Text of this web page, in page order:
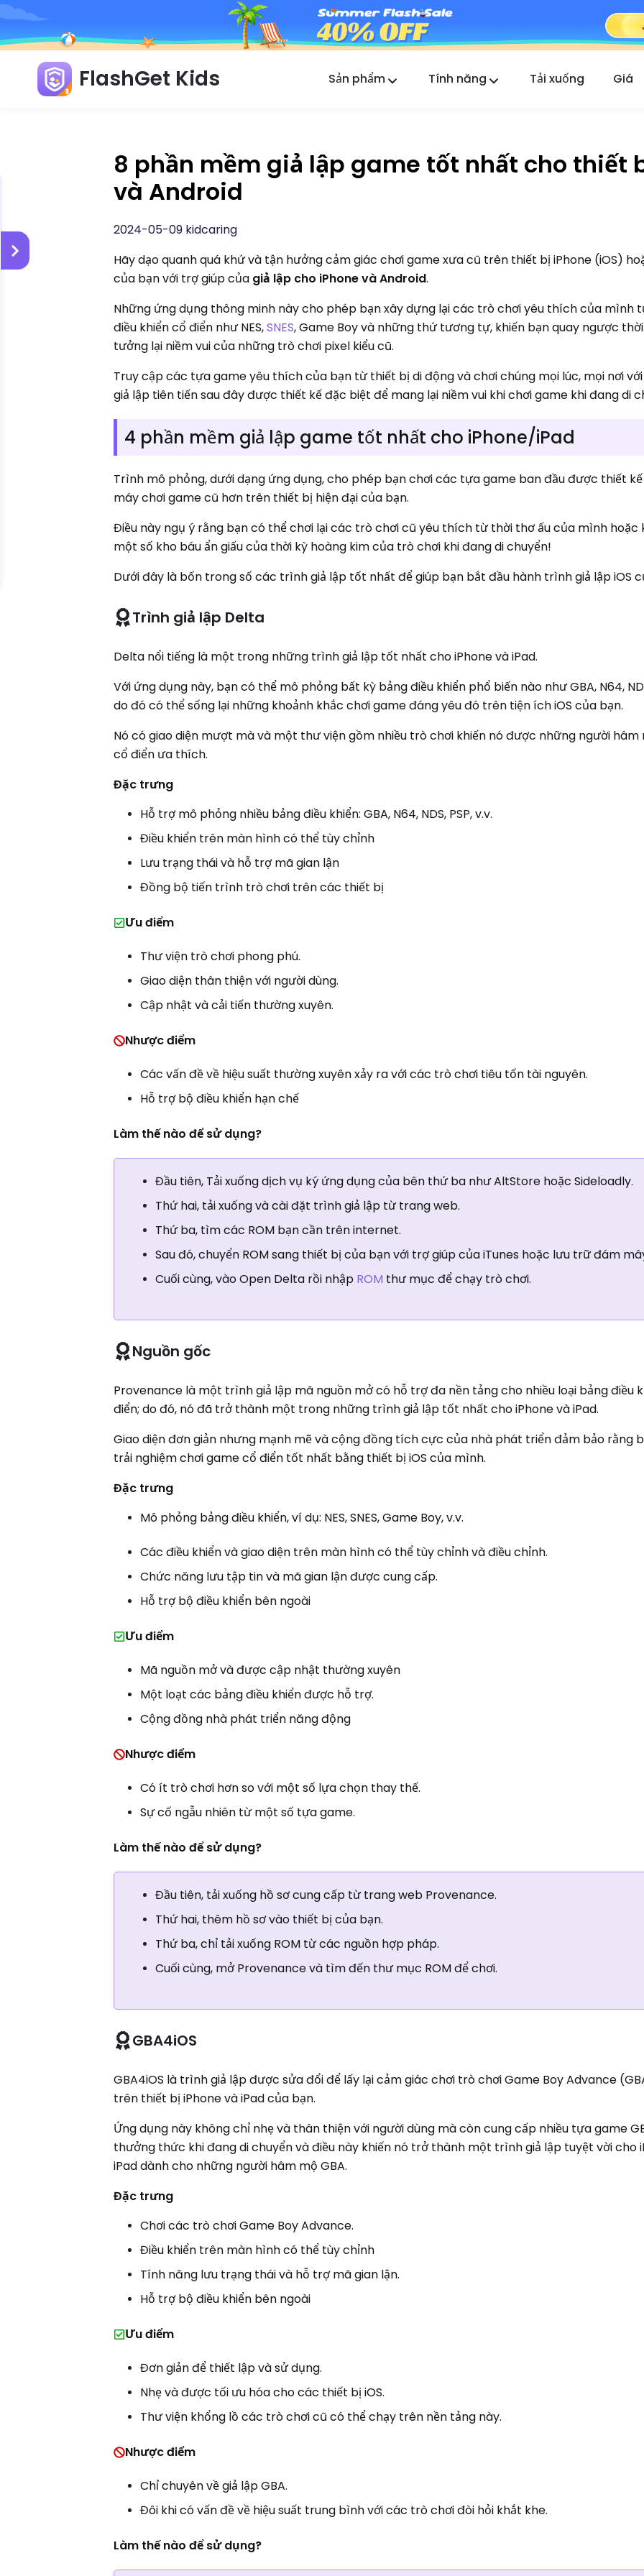
FlashGet Kids Sản phẩm
FlashGet Finder
Tính năng Tải xuống Giá
8 phần mềm giả lập game tốt nhất cho thiết
và Android
2024-05-09 kidcaring
Hãy dạo quanh quá khứ và tận hưởng cảm giác chơi game xưa cũ trên thiết bị iPhone (iOS)
của bạn với trợ giúp của giả lập cho iPhone và Android.
Những ứng dụng thông minh này cho phép bạn xây dựng lại các trò chơi yêu thích của mình
điều khiển cổ điển như NES,SNES, Game Boy và những thứ tương tự, khiến bạn quay ngược
tưởng lại niềm vui của những trò chơi pixel kiểu cũ.
Truy cập các tựa game yêu thích của bạn từ thiết bị di động và chơi chúng mọi lúc, mọi nơi
giả lập tiên tiến sau đây được thiết kế đặc biệt để mang lại niềm vui khi chơi game khi đang di
4 phần mềm giả lập game tốt nhất cho iPhone/iPad
Trình mô phỏng, dưới dạng ứng dụng, cho phép bạn chơi các tựa game ban đầu được thiết
máy chơi game cũ hơn trên thiết bị hiện đại của bạn.
Điều này ngụ ý rằng bạn có thể chơi lại các trò chơi cũ yêu thích từ thời thơ ấu của mình hoặc
một số kho báu ẩn giấu của thời kỳ hoàng kim của trò chơi khi đang di chuyển!
Dưới đây là bốn trong số các trình giả lập tốt nhất để giúp bạn bắt đầu hành trình giả lập iOS
Trình giả lập Delta
Delta nổi tiếng là một trong những trình giả lập tốt nhất cho iPhone và iPad.
Với ứng dụng này, bạn có thể mô phỏng bất kỳ bảng điều khiển phổ biến nào như GBA, N64,
do đó có thể sống lại những khoảnh khắc chơi game đáng yêu đó trên tiện ích iOS của bạn.
Nó có giao diện mượt mà và một thư viện gồm nhiều trò chơi khiến nó được những người
cổ điển ưa thích.
Đặc trưng
Hỗ trợ mô phỏng nhiều bảng điều khiển: GBA, N64, NDS, PSP, v.v.
Điều khiển trên màn hình có thể tùy chỉnh
Lưu trạng thái và hỗ trợ mã gian lận
Đồng bộ tiến trình trò chơi trên các thiết bị
Ưu điểm
Thư viện trò chơi phong phú.
Giao diện thân thiện với người dùng.
Cập nhật và cải tiến thường xuyên.
Nhược điểm
Các vấn đề về hiệu suất thường xuyên xảy ra với các trò chơi tiêu tốn tài nguyên.
Hỗ trợ bộ điều khiển hạn chế
Làm thế nào để sử dụng?
Đầu tiên, Tải xuống dịch vụ ký ứng dụng của bên thứ ba như AltStore hoặc Sideloadly.
Thứ hai, tải xuống và cài đặt trình giả lập từ trang web.
Thứ ba, tìm các ROM bạn cần trên internet.
Sau đó, chuyển ROM sang thiết bị của bạn với trợ giúp của iTunes hoặc lưu trữ đám
Cuối cùng, vào Open Delta rồi nhập ROM thư mục để chạy trò chơi.
Nguồn gốc
Provenance là một trình giả lập mã nguồn mở có hỗ trợ đa nền tảng cho nhiều loại bảng điều
điển; do đó, nó đã trở thành một trong những trình giả lập tốt nhất cho iPhone và iPad.
Giao diện đơn giản nhưng mạnh mẽ và cộng đồng tích cực của nhà phát triển đảm bảo rằng
trải nghiệm chơi game cổ điển tốt nhất bằng thiết bị iOS của mình.
Đặc trưng
Mô phỏng bảng điều khiển, ví dụ: NES, SNES, Game Boy, v.v.
Các điều khiển và giao diện trên màn hình có thể tùy chỉnh và điều chỉnh.
Chức năng lưu tập tin và mã gian lận được cung cấp.
Hỗ trợ bộ điều khiển bên ngoài
Ưu điểm
Mã nguồn mở và được cập nhật thường xuyên
Một loạt các bảng điều khiển được hỗ trợ.
Cộng đồng nhà phát triển năng động
Nhược điểm
Có ít trò chơi hơn so với một số lựa chọn thay thế.
Sự cố ngẫu nhiên từ một số tựa game.
Làm thế nào để sử dụng?
Đầu tiên, tải xuống hồ sơ cung cấp từ trang web Provenance.
Thứ hai, thêm hồ sơ vào thiết bị của bạn.
Thứ ba, chỉ tải xuống ROM từ các nguồn hợp pháp.
Cuối cùng, mở Provenance và tìm đến thư mục ROM để chơi.
GBA4iOS
GBA4iOS là trình giả lập được sửa đổi để lấy lại cảm giác chơi trò chơi Game Boy Advance
trên thiết bị iPhone và iPad của bạn.
Ứng dụng này không chỉ nhẹ và thân thiện với người dùng mà còn cung cấp nhiều tựa game
thưởng thức khi đang di chuyển và điều này khiến nó trở thành một trình giả lập tuyệt vời cho
iPad dành cho những người hâm mộ GBA.
Đặc trưng
Chơi các trò chơi Game Boy Advance.
Điều khiển trên màn hình có thể tùy chỉnh
Tính năng lưu trạng thái và hỗ trợ mã gian lận.
Hỗ trợ bộ điều khiển bên ngoài
Ưu điểm
Đơn giản để thiết lập và sử dụng.
Nhẹ và được tối ưu hóa cho các thiết bị iOS.
Thư viện khổng lồ các trò chơi cũ có thể chạy trên nền tảng này.
Nhược điểm
Chỉ chuyên về giả lập GBA.
Đôi khi có vấn đề về hiệu suất trung bình với các trò chơi đòi hỏi khắt khe.
Làm thế nào để sử dụng?